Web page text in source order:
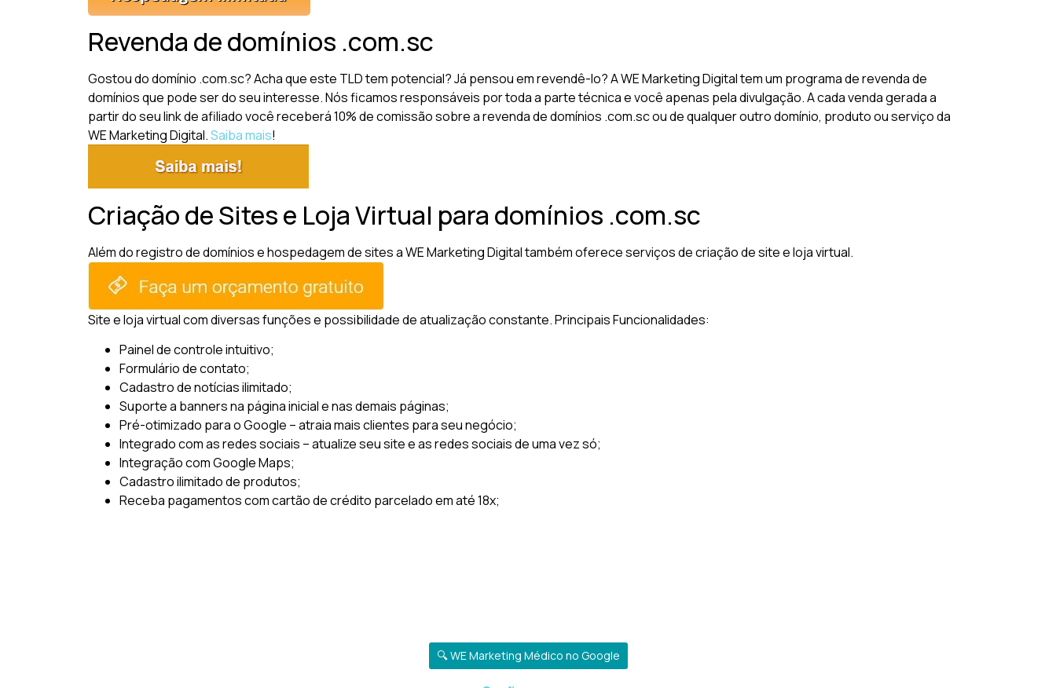
Revenda de domínios .com.sc
Gostou do domínio .com.sc? Acha que este TLD tem potencial? Já pensou em revendê-lo? A WE Marketing Digital tem um programa de revenda de
domínios que pode ser do seu interesse. Nós ficamos responsáveis por toda a parte técnica e você apenas pela divulgação. A cada venda gerada a
partir do seu link de afiliado você receberá 10% de comissão sobre a revenda de domínios .com.sc ou de qualquer outro domínio, produto ou serviço da
WE Marketing Digital.Saiba mais!
Criação de Sites e Loja Virtual para domínios .com.sc
Além do registro de domínios e hospedagem de sites a WE Marketing Digital também oferece serviços de criação de site e loja virtual.
Site e loja virtual com diversas funções e possibilidade de atualização constante.Principais Funcionalidades:
Painel de controle intuitivo;
Formulário de contato;
Cadastro de notícias ilimitado;
Suporte a banners na página inicial e nas demais páginas;
Pré-otimizado para o Google – atraia mais clientes para seu negócio;
Integrado com as redes sociais – atualize seu site e as redes sociais de uma vez só;
Integração com Google Maps;
Cadastro ilimitado de produtos;
Receba pagamentos com cartão de crédito parcelado em até 18x;
🔍 WE Marketing Médico no Google